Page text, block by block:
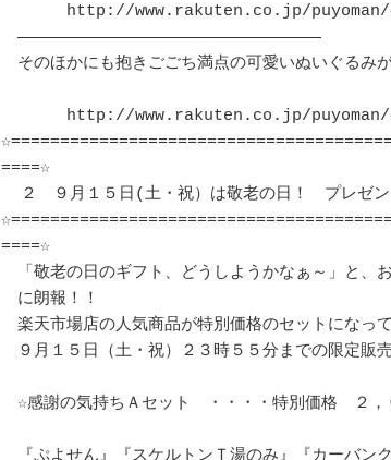
http://www.rakuten.co.jp/puyoman/
―――――――――――――――――――――――――――――――
そのほかにも抱きごごち満点の可愛いぬいぐるみ
http://www.rakuten.co.jp/puyoman/
====☆
====☆
「敬老の日のギフト、どうしようかなぁ～」と、
に朗報！！
楽天市場店の人気商品が特別価格のセットになって
９月１５日（土・祝）２３時５５分までの限定販売
☆感謝の気持ちＡセット　・・・・特別価格　２，